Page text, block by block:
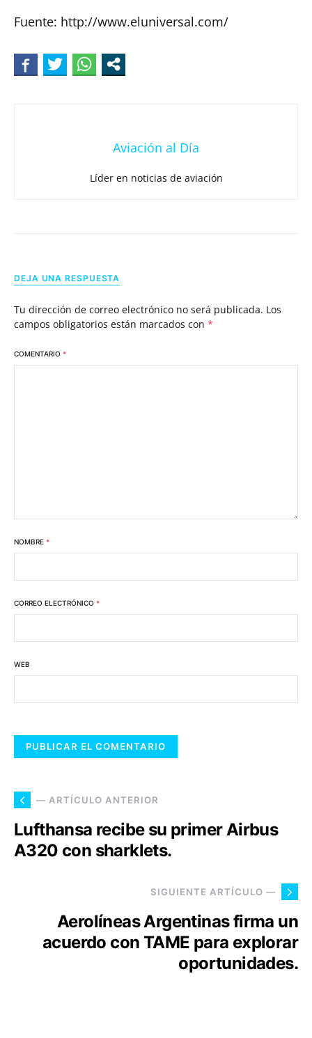
Fuente: http://www.eluniversal.com/
Aviación al Día
Líder en noticias de aviación
DEJA UNA RESPUESTA
Tu dirección de correo electrónico no será publicada. Los
campos obligatorios están marcados con *
COMENTARIO *
NOMBRE *
CORREO ELECTRÓNICO *
WEB
— ARTÍCULO ANTERIOR
Lufthansa recibe su primer Airbus
A320 con sharklets.
SIGUIENTE ARTÍCULO —
Aerolíneas Argentinas firma un
acuerdo con TAME para explorar
oportunidades.